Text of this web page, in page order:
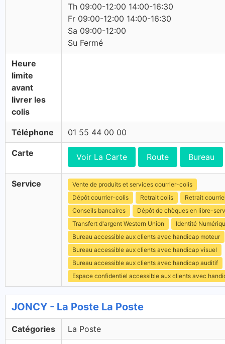
Th 09:00-12:00 14:00-16:30
Fr 09:00-12:00 14:00-16:30
Sa 09:00-12:00
Su Fermé
Heure
limite
avant
livrer les
colis
Téléphone 01 55 44 00 00
Carte Voir La Carte Route Bureau
Service
Vente de produits et services courrier-colis
Dépôt courrier-colis
Retrait colis
Retrait
Conseils bancaires
Dépôt de chèques en libre-
Transfert d'argent Western Union
Identité
Bureau accessible aux clients avec handicap moteur
Bureau accessible aux clients avec handicap visuel
Bureau accessible aux clients avec handicap auditif
Espace confidentiel accessible aux clients avec
JONCY - La Poste La Poste
Catégories La Poste